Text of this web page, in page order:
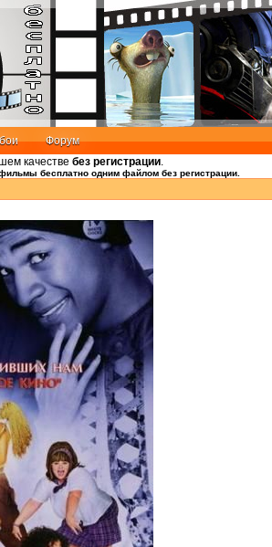
Форум
качестве без регистрации.
бесплатно одним файлом без регистрации.